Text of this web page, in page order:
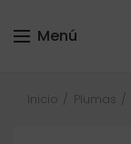
Menú
Inicio Plumas